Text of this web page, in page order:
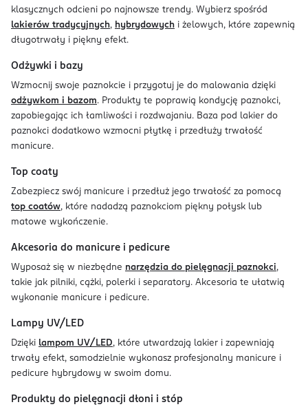
klasycznych odcieni po najnowsze trendy. Wybierz spośród
lakierów tradycyjnych, hybrydowych i żelowych, które zapewnią
długotrwały i piękny efekt.
Odżywki i bazy
Wzmocnij swoje paznokcie i przygotuj je do malowania dzięki
odżywkom i bazom. Produkty te poprawią kondycję paznokci,
zapobiegając ich łamliwości i rozdwajaniu. Baza pod lakier do
paznokci dodatkowo wzmocni płytkę i przedłuży trwałość
manicure.
Top coaty
Zabezpiecz swój manicure i przedłuż jego trwałość za pomocą
top coatów, które nadadzą paznokciom piękny połysk lub
matowe wykończenie.
Akcesoria do manicure i pedicure
Wyposaż się w niezbędne narzędzia do pielęgnacji paznokci,
takie jak pilniki, cążki, polerki i separatory. Akcesoria te ułatwią
wykonanie manicure i pedicure.
Lampy UV/LED
Dzięki lampom UV/LED, które utwardzają lakier i zapewniają
trwały efekt, samodzielnie wykonasz profesjonalny manicure i
pedicure hybrydowy w swoim domu.
Produkty do pielęgnacji dłoni i stóp